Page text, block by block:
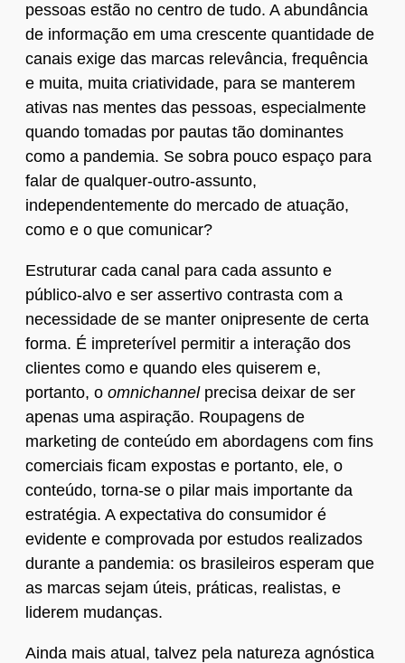
pessoas estão no centro de tudo. A abundância
de informação em uma crescente quantidade de
canais exige das marcas relevância, frequência
e muita, muita criatividade, para se manterem
ativas nas mentes das pessoas, especialmente
quando tomadas por pautas tão dominantes
como a pandemia. Se sobra pouco espaço para
falar de qualquer-outro-assunto,
independentemente do mercado de atuação,
como e o que comunicar?
Estruturar cada canal para cada assunto e
público-alvo e ser assertivo contrasta com a
necessidade de se manter onipresente de certa
forma. É impreterível permitir a interação dos
clientes como e quando eles quiserem e,
portanto, o omnichannel precisa deixar de ser
apenas uma aspiração. Roupagens de
marketing de conteúdo em abordagens com fins
comerciais ficam expostas e portanto, ele, o
conteúdo, torna-se o pilar mais importante da
estratégia. A expectativa do consumidor é
evidente e comprovada por estudos realizados
durante a pandemia: os brasileiros esperam que
as marcas sejam úteis, práticas, realistas, e
liderem mudanças.
Ainda mais atual, talvez pela natureza agnóstica